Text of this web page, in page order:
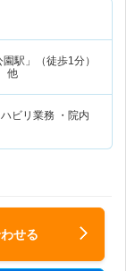
駅」（徒歩1分）
他
ビリ業務 ・院内
せる